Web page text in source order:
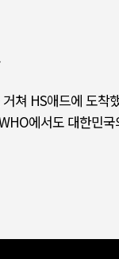
쳐 HS애드에 도착
에서도 대한민